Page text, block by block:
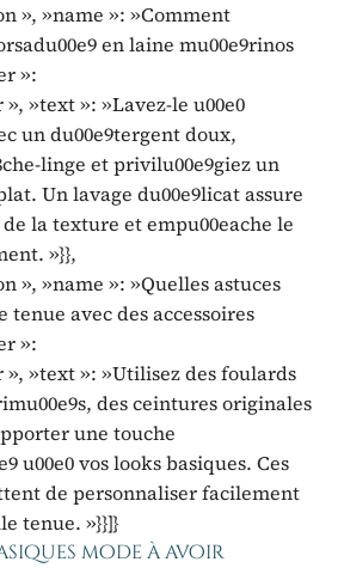
», »name »: »Comment
en laine mu00e9rinos
»:
», »text »: »Lavez-le u00e0
un du00e9tergent doux,
linge et privilu00e9giez un
Un lavage du00e9licat assure
la texture et empu00eache le
»}},
», »name »: »Quelles astuces
avec des accessoires
»:
», »text »: »Utilisez des foulards
des ceintures originales
une touche
u00e0 vos looks basiques. Ces
de personnaliser facilement
tenue. »}}]}
mode à avoir